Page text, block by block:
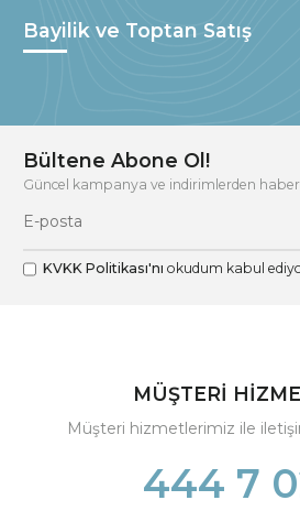
Bayilik ve Toptan Satış
Bültene Abone Ol!
Güncel kampanya ve indirimlerden
KVKK Politikası'nı okudum kabul
MÜŞTERİ
Müşteri hizmetlerimiz ile
444 7